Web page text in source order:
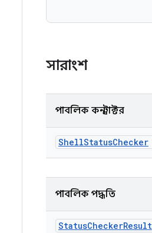
সারাংশ
পাবলিক কনস্ট্রাক্টর
ShellStatusChecker
পাবলিক পদ্ধতি
StatusCheckerResult